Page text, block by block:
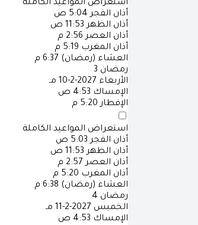
استعراض المواعيد الكاملة
أذان الفجر 5:04 ص
أذان الظهر 11:53 ص
أذان العصر 2:56 م
أذان المغرب 5:19 م
العشاء (رمضان) 6:37 م
رمضان 3
الأربعاء 2027-2-10 مـ
الإمساك 4:53 ص
الإفطار 5:20 م
استعراض المواعيد الكاملة
أذان الفجر 5:03 ص
أذان الظهر 11:53 ص
أذان العصر 2:57 م
أذان المغرب 5:20 م
العشاء (رمضان) 6:38 م
رمضان 4
الخميس 2027-2-11 مـ
الإمساك 4:53 ص